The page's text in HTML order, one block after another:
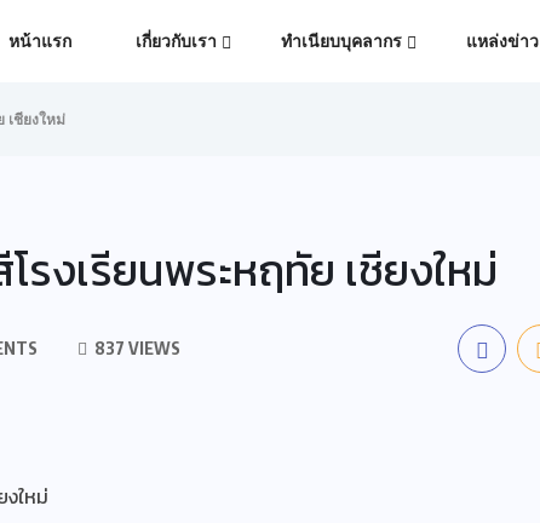
หน้าแรก เกี่ยวกับเรา ทำเนียบบุคลากร แหล่งข่าว
เชียงใหม่
งเรียนพระหฤทัย เชียงใหม่
837 VIEWS
งใหม่